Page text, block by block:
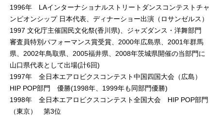
1996年 LAインターナショナルストリートダンスコンテストチャ
ンピオンシップ 日本代表、ディナーショー出演（ロサンゼルス）
1997 文化庁主催国民文化祭(香川県)、ジャズダンス・洋舞部門
審査員特別パフォーマンス賞受賞、2000年広島県、2001年群馬
県、2002年鳥取県、2005福井県、2008年茨城県開催の当部門に
山口県代表として出場(計6回)
1997年 全日本エアロビクスコンテスト中国四国大会（広島）
HIP POP部門 優勝(1998年、1999年も同部門優勝)
1998年 全日本エアロビクスコンテスト全国大会 HIP POP部門
（東京） 第3位